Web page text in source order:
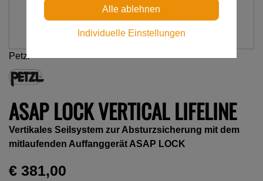
Petzl
ASAP LOCK VERTICAL LIFELINE
Vertikales Seilsystem zur Absturzsicherung mit dem
mitlaufenden Auffanggerät ASAP LOCK
€ 381,00
Individuelle Einstellungen